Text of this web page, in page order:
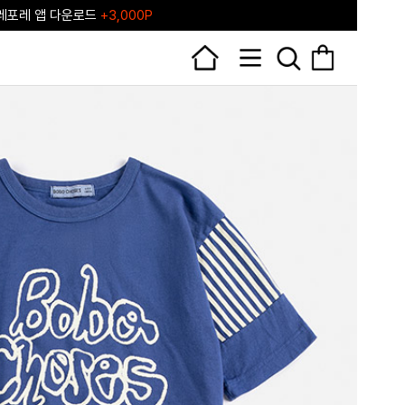
레♥ 포레포레 공식 리세일 마켓